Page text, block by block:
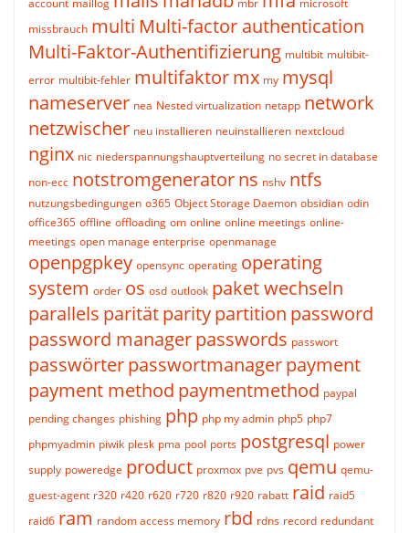
account maillog mbr
microsoft
missbrauch multi Multi-factor authentication
Multi-Faktor-Authentifizierung multibit multibit-
error multibit-fehler multifaktormx my mysql
nameserver nea Nested virtualization netapp network
netzwischer neu installieren neuinstallieren nextcloud
nginx nic niederspannungshauptverteilung no secret in database
non-ecc notstromgeneratorns nshv ntfs
nutzungsbedingungen o365 Object Storage Daemon obsidian odin
office365 offline offloading om online online meetings online-
meetings open manage enterprise openmanage
openpgpkey opensync operating operating
system order os osd outlook paket wechseln
parallels paritätparitypartition password
password managerpasswords passwort
passwörterpasswortmanagerpayment
payment method paymentmethod paypal
pending changes phishing php php my admin php5 php7
phpmyadmin piwik plesk pma pool ports postgresql power
supply poweredge product proxmox pve pvs qemu qemu-
guest-agent r320 r420 r620 r720 r820 r920 rabatt raid raid5
raid6 ram random access memory rbd rdns record redundant